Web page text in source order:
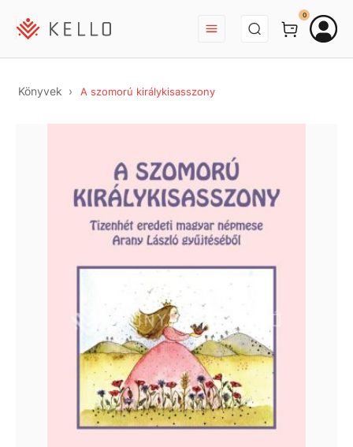
BEJELENTKEZÉS
0
Könyvek A szomorú királykisasszony